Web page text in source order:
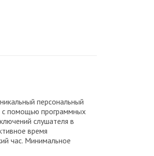
персональный
с помощью программных
слушателя в
время
час. Минимальное